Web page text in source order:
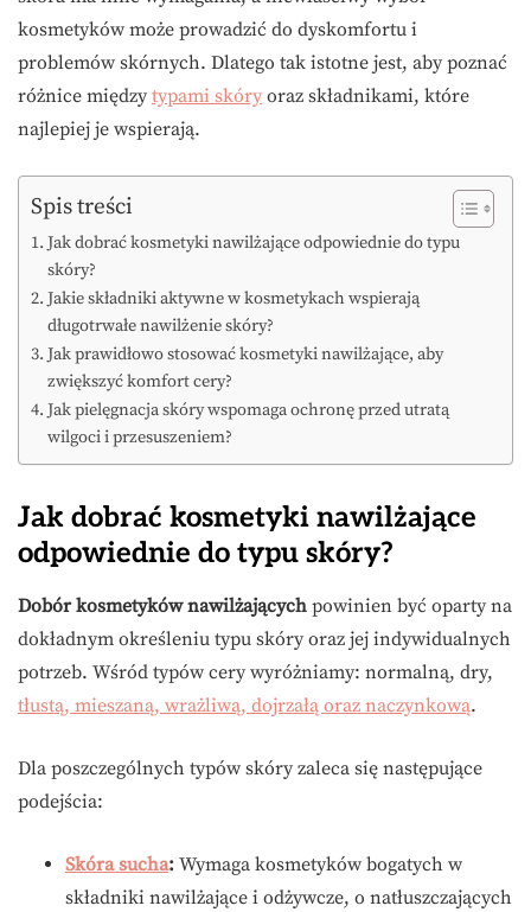
kosmetyków może prowadzić do dyskomfortu i
problemów skórnych. Dlatego tak istotne jest, aby poznać
różnice między typami skóry oraz składnikami, które
najlepiej je wspierają.
Spis treści
Jak dobrać kosmetyki nawilżające odpowiednie do typu
skóry?
Jakie składniki aktywne w kosmetykach wspierają
długotrwałe nawilżenie skóry?
Jak prawidłowo stosować kosmetyki nawilżające, aby
zwiększyć komfort cery?
Jak pielęgnacja skóry wspomaga ochronę przed utratą
wilgoci i przesuszeniem?
Jak dobrać kosmetyki nawilżające
odpowiednie do typu skóry?
Dobór kosmetyków nawilżających powinien być oparty na
dokładnym określeniu typu skóry oraz jej indywidualnych
potrzeb. Wśród typów cery wyróżniamy: normalną, dry,
tłustą, mieszaną, wrażliwą, dojrzałą oraz naczynkową.
Dla poszczególnych typów skóry zaleca się następujące
podejścia:
Skóra sucha: Wymaga kosmetyków bogatych w
składniki nawilżające i odżywcze, o natłuszczających